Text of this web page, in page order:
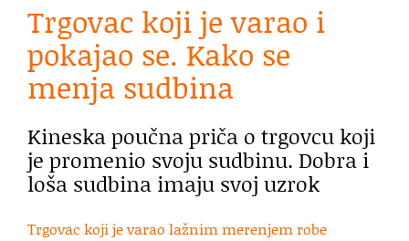
Trgovac koji je varao i
pokajao se. Kako se
menja sudbina
Kineska poučna priča o trgovcu koji
je promenio svoju sudbinu. Dobra i
loša sudbina imaju svoj uzrok
Trgovac koji je varao lažnim merenjem robe